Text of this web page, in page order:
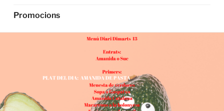
Promocions